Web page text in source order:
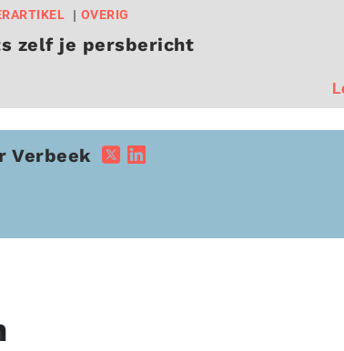
OVERIG
zelf je persbericht
Verbeek